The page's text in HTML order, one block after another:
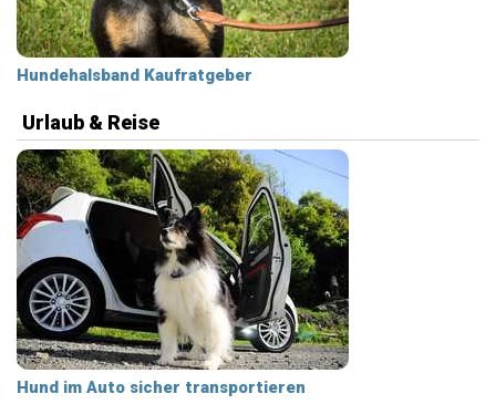
Hundehalsband Kaufratgeber
Urlaub & Reise
Hund im Auto sicher transportieren